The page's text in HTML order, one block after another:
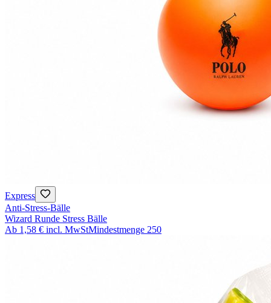
Express
Anti-Stress-Bälle
Wizard Runde Stress Bälle
Ab 1,58 € incl. MwStMindestmenge 250